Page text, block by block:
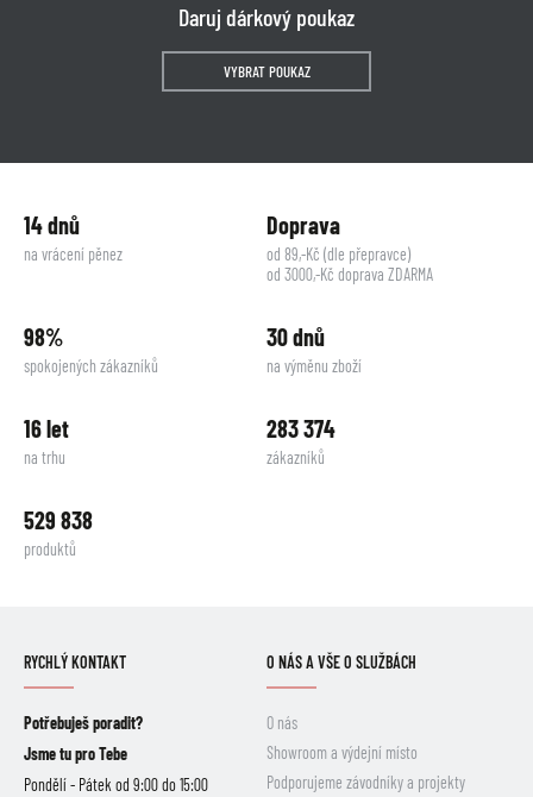
Daruj dárkový poukaz
VYBRAT POUKAZ
14 dnů
na vrácení pěnez
Doprava
od 89,-Kč (dle přepravce)
od 3000,-Kč doprava ZDARMA
98%
spokojených zákazníků
30 dnů
na výměnu zboží
16 let
na trhu
283 374
zákazníků
529 838
produktů
RYCHLÝ KONTAKT
Potřebuješ poradit?
Jsme tu pro Tebe
Pondělí - Pátek od 9:00 do 15:00
O NÁS A VŠE O SLUŽBÁCH
O nás
Showroom a výdejní místo
Podporujeme závodníky a projekty